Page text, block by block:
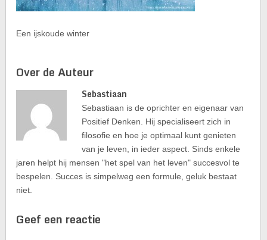
Een ijskoude winter
Over de Auteur
Sebastiaan
Sebastiaan is de oprichter en eigenaar van
Positief Denken. Hij specialiseert zich in
filosofie en hoe je optimaal kunt genieten
van je leven, in ieder aspect. Sinds enkele
jaren helpt hij mensen "het spel van het leven" succesvol te
bespelen. Succes is simpelweg een formule, geluk bestaat
niet.
Geef een reactie